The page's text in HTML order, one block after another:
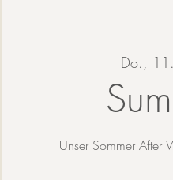
Do.,
Unser Sommer After